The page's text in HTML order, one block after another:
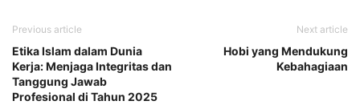
Previous article
Etika Islam dalam Dunia
Kerja: Menjaga Integritas dan
Tanggung Jawab
Profesional di Tahun 2025
Next article
Hobi yang Mendukung
Kebahagiaan